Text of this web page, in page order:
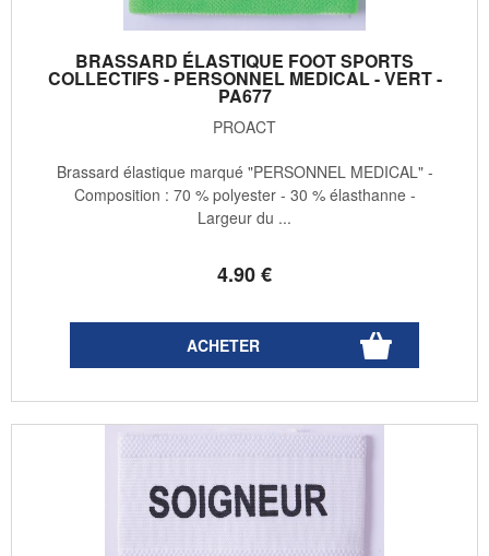
BRASSARD ÉLASTIQUE FOOT SPORTS
COLLECTIFS - PERSONNEL MEDICAL - VERT -
PA677
PROACT
4.90€
Brassard élastique marqué "PERSONNEL MEDICAL" -
Composition : 70 % polyester - 30 % élasthanne -
Largeur du ...